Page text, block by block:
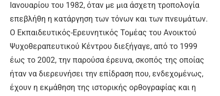
Ιανουαρίου του 1982, όταν με μια άσχετη τροπολογία
επεβλήθη η κατάργηση των τόνων και των πνευμάτων.
Ο Εκπαιδευτικός-Ερευνητικός Τομέας του Ανοικτού
Ψυχοθεραπευτικού Κέντρου διεξήγαγε, από το 1999
έως το 2002, την παρούσα έρευνα, σκοπός της οποίας
ήταν να διερευνήσει την επίδραση που, ενδεχομένως,
έχουν η εκμάθηση της ιστορικής ορθογραφίας και η